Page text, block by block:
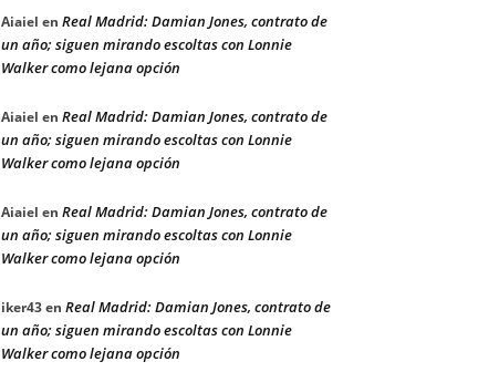
Aiaiel en Real Madrid: Damian Jones, contrato de
un año; siguen mirando escoltas con Lonnie
Walker como lejana opción
Aiaiel en Real Madrid: Damian Jones, contrato de
un año; siguen mirando escoltas con Lonnie
Walker como lejana opción
Aiaiel en Real Madrid: Damian Jones, contrato de
un año; siguen mirando escoltas con Lonnie
Walker como lejana opción
iker43en Real Madrid: Damian Jones, contrato de
un año; siguen mirando escoltas con Lonnie
Walker como lejana opción